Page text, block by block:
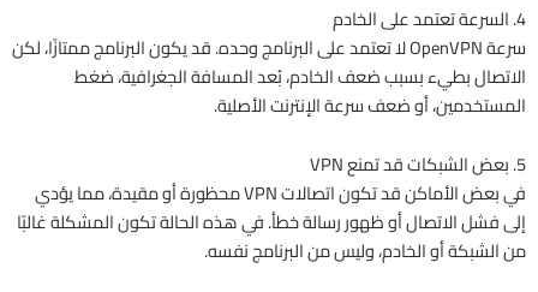
4. السرعة تعتمد على الخادم
سرعة OpenVPN لا تعتمد على البرنامج وحده. قد يكون البرنامج ممتازًا، لكن
الاتصال بطيء بسبب ضعف الخادم، بُعد المسافة الجغرافية، ضغط
المستخدمين، أو ضعف سرعة الإنترنت الأصلية.
5. بعض الشبكات قد تمنع VPN
في بعض الأماكن قد تكون اتصالات VPN محظورة أو مقيدة، مما يؤدي
إلى فشل الاتصال أو ظهور رسالة خطأ. في هذه الحالة تكون المشكلة غالبًا
من الشبكة أو الخادم، وليس من البرنامج نفسه.